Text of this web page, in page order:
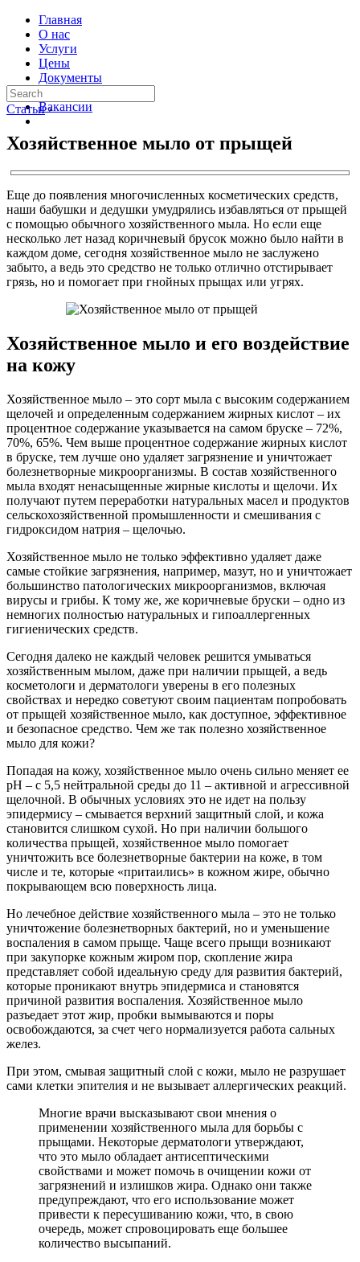
Главная
О нас
Услуги
Цены
Документы
Контакты
Вакансии
Статьи ›
Хозяйственное мыло от прыщей
Еще до появления многочисленных косметических средств,
наши бабушки и дедушки умудрялись избавляться от прыщей
с помощью обычного хозяйственного мыла. Но если еще
несколько лет назад коричневый брусок можно было найти в
каждом доме, сегодня хозяйственное мыло не заслужено
забыто, а ведь это средство не только отлично отстирывает
грязь, но и помогает при гнойных прыщах или угрях.
Хозяйственное мыло и его воздействие
на кожу
Хозяйственное мыло – это сорт мыла с высоким содержанием
щелочей и определенным содержанием жирных кислот – их
процентное содержание указывается на самом бруске – 72%,
70%, 65%. Чем выше процентное содержание жирных кислот
в бруске, тем лучше оно удаляет загрязнение и уничтожает
болезнетворные микроорганизмы. В состав хозяйственного
мыла входят ненасыщенные жирные кислоты и щелочи. Их
получают путем переработки натуральных масел и продуктов
сельскохозяйственной промышленности и смешивания с
гидроксидом натрия – щелочью.
Хозяйственное мыло не только эффективно удаляет даже
самые стойкие загрязнения, например, мазут, но и уничтожает
большинство патологических микроорганизмов, включая
вирусы и грибы. К тому же, же коричневые бруски – одно из
немногих полностью натуральных и гипоаллергенных
гигиенических средств.
Сегодня далеко не каждый человек решится умываться
хозяйственным мылом, даже при наличии прыщей, а ведь
косметологи и дерматологи уверены в его полезных
свойствах и нередко советуют своим пациентам попробовать
от прыщей хозяйственное мыло, как доступное, эффективное
и безопасное средство. Чем же так полезно хозяйственное
мыло для кожи?
Попадая на кожу, хозяйственное мыло очень сильно меняет ее
pH – с 5,5 нейтральной среды до 11 – активной и агрессивной
щелочной. В обычных условиях это не идет на пользу
эпидермису – смывается верхний защитный слой, и кожа
становится слишком сухой. Но при наличии большого
количества прыщей, хозяйственное мыло помогает
уничтожить все болезнетворные бактерии на коже, в том
числе и те, которые «притаились» в кожном жире, обычно
покрывающем всю поверхность лица.
Но лечебное действие хозяйственного мыла – это не только
уничтожение болезнетворных бактерий, но и уменьшение
воспаления в самом прыще. Чаще всего прыщи возникают
при закупорке кожным жиром пор, скопление жира
представляет собой идеальную среду для развития бактерий,
которые проникают внутрь эпидермиса и становятся
причиной развития воспаления. Хозяйственное мыло
разъедает этот жир, пробки вымываются и поры
освобождаются, за счет чего нормализуется работа сальных
желез.
При этом, смывая защитный слой с кожи, мыло не разрушает
сами клетки эпителия и не вызывает аллергических реакций.
Многие врачи высказывают свои мнения о
применении хозяйственного мыла для борьбы с
прыщами. Некоторые дерматологи утверждают,
что это мыло обладает антисептическими
свойствами и может помочь в очищении кожи от
загрязнений и излишков жира. Однако они также
предупреждают, что его использование может
привести к пересушиванию кожи, что, в свою
очередь, может спровоцировать еще большее
количество высыпаний.